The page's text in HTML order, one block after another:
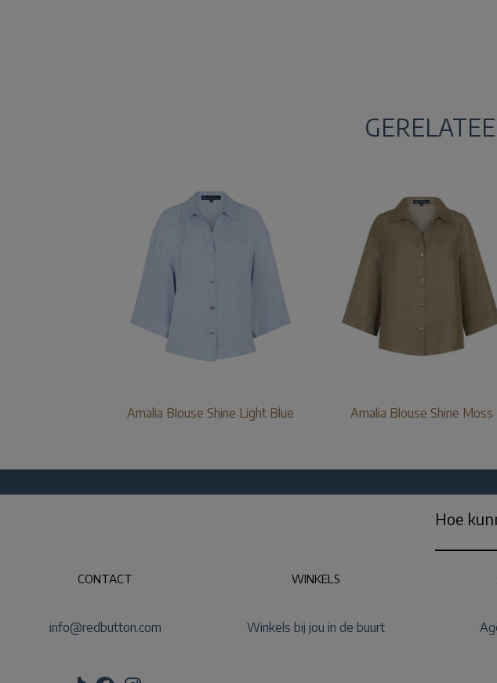
Amalia Blouse Shine Light Blue Amalia Blouse Shine Moss
Hoe
CONTACT
info@redbutton.com
WINKELS
Winkels bij jou in de buurt